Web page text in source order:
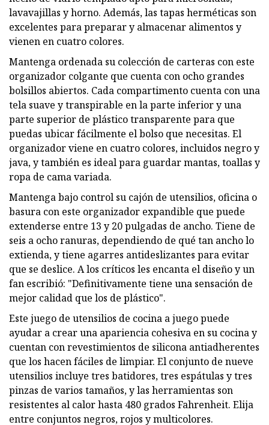
lavavajillas y horno. Además, las tapas herméticas son
excelentes para preparar y almacenar alimentos y
vienen en cuatro colores.
Mantenga ordenada su colección de carteras con este
organizador colgante que cuenta con ocho grandes
bolsillos abiertos. Cada compartimento cuenta con una
tela suave y transpirable en la parte inferior y una
parte superior de plástico transparente para que
puedas ubicar fácilmente el bolso que necesitas. El
organizador viene en cuatro colores, incluidos negro y
java, y también es ideal para guardar mantas, toallas y
ropa de cama variada.
Mantenga bajo control su cajón de utensilios, oficina o
basura con este organizador expandible que puede
extenderse entre 13 y 20 pulgadas de ancho. Tiene de
seis a ocho ranuras, dependiendo de qué tan ancho lo
extienda, y tiene agarres antideslizantes para evitar
que se deslice. A los críticos les encanta el diseño y un
fan escribió: "Definitivamente tiene una sensación de
mejor calidad que los de plástico".
Este juego de utensilios de cocina a juego puede
ayudar a crear una apariencia cohesiva en su cocina y
cuentan con revestimientos de silicona antiadherentes
que los hacen fáciles de limpiar. El conjunto de nueve
utensilios incluye tres batidores, tres espátulas y tres
pinzas de varios tamaños, y las herramientas son
resistentes al calor hasta 480 grados Fahrenheit. Elija
entre conjuntos negros, rojos y multicolores.